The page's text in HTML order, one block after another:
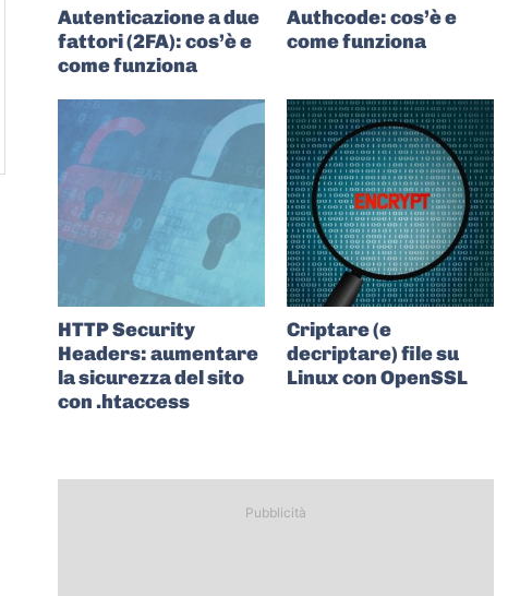
Autenticazione a due
fattori (2FA): cos’è e
come funziona
Authcode: cos’è e
come funziona
HTTP Security
Headers: aumentare
la sicurezza del sito
con .htaccess
Criptare (e
decriptare) file su
Linux con OpenSSL
Pubblicità